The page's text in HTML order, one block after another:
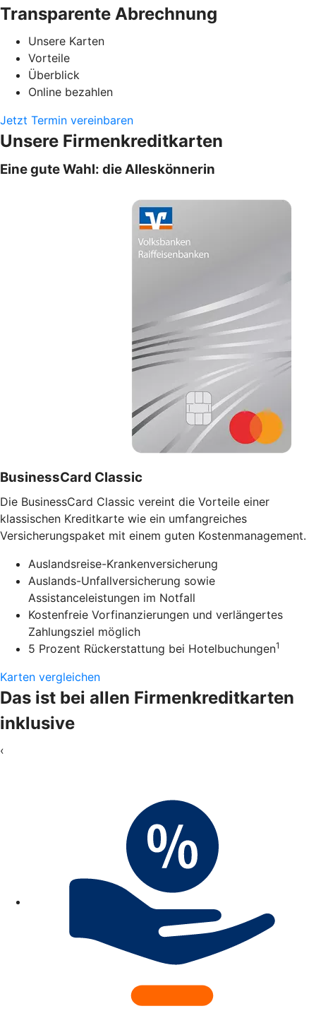
Transparente Abrechnung
Unsere Karten
Vorteile
Überblick
Online bezahlen
Jetzt Termin vereinbaren
Unsere Firmenkreditkarten
Eine gute Wahl: die Alleskönnerin
BusinessCard Classic
Die BusinessCard Classic vereint die Vorteile einer
klassischen Kreditkarte wie ein umfangreiches
Versicherungspaket mit einem guten Kostenmanagement.
Auslandsreise-Krankenversicherung
Auslands-Unfallversicherung sowie
Assistanceleistungen im Notfall
Kostenfreie Vorfinanzierungen und verlängertes
Zahlungsziel möglich
5 Prozent Rückerstattung bei Hotelbuchungen1
Karten vergleichen
Das ist bei allen Firmenkreditkarten
inklusive
‹